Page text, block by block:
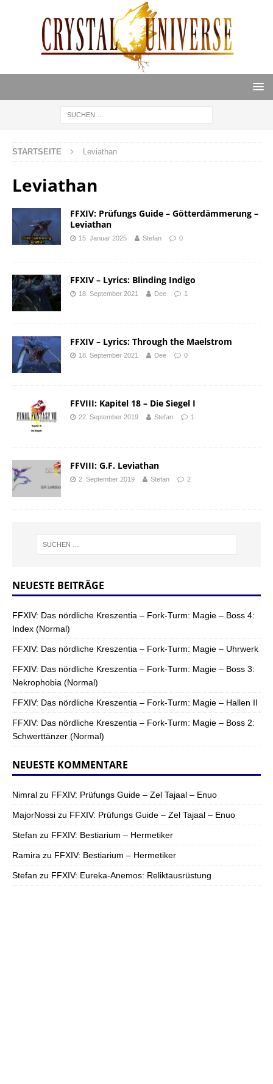
STARTSEITE Leviathan
Leviathan
FFXIV: Prüfungs Guide – Götterdämmerung –
Leviathan
15. Januar 2025 Stefan 0
FFXIV – Lyrics: Blinding Indigo
18. September 2021 Dee 1
FFXIV – Lyrics: Through the Maelstrom
18. September 2021 Dee 0
FFVIII: Kapitel 18 – Die Siegel I
22. September 2019 Stefan 1
FFVIII: G.F. Leviathan
2. September 2019 Stefan 2
NEUESTE BEITRÄGE
FFXIV: Das nördliche Kreszentia – Fork-Turm: Magie – Boss 4:
Index (Normal)
FFXIV: Das nördliche Kreszentia – Fork-Turm: Magie – Uhrwerk
FFXIV: Das nördliche Kreszentia – Fork-Turm: Magie – Boss 3:
Nekrophobia (Normal)
FFXIV: Das nördliche Kreszentia – Fork-Turm: Magie – Hallen II
FFXIV: Das nördliche Kreszentia – Fork-Turm: Magie – Boss 2:
Schwerttänzer (Normal)
NEUESTE KOMMENTARE
Nimral zu FFXIV: Prüfungs Guide – Zel Tajaal – Enuo
MajorNossi zu FFXIV: Prüfungs Guide – Zel Tajaal – Enuo
Stefan zu FFXIV: Bestiarium – Hermetiker
Ramira zu FFXIV: Bestiarium – Hermetiker
Stefan zu FFXIV: Eureka-Anemos: Reliktausrüstung